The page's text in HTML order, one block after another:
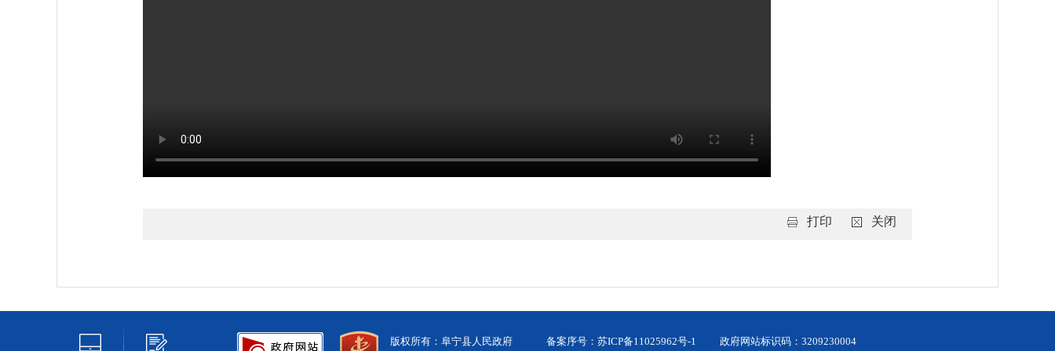
打印 关闭
版权所有：阜宁县人民政府 备案序号：苏ICP备11025962号-1 政府网站标识码：3209230004